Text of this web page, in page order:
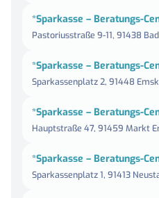
*Sparkasse – Beratungs-
Pastoriusstraße 9-11, 91438
*Sparkasse – Beratungs-
Sparkassenplatz 2, 91448
*Sparkasse – Beratungs-
Hauptstraße 47, 91459 Markt
*Sparkasse – Beratungs-
Sparkassenplatz 1, 91413